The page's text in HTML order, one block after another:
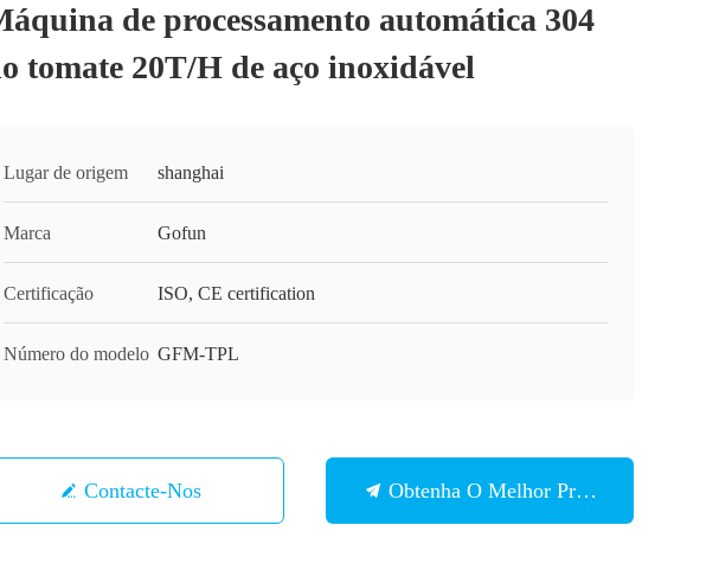
de processamento automática 304
tomate 20T/H de aço inoxidável
Lugar de origem shanghai
Marca Gofun
Certificação ISO, CE certification
Número do modelo GFM-TPL
Contacte-Nos Obtenha O Melhor Preço